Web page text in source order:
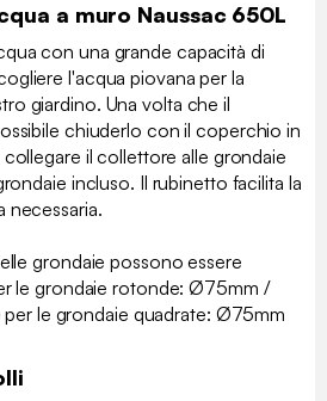
a muro Naussac 650L
con una grande capacità di
l'acqua piovana per la
giardino. Una volta che il
chiuderlo con il coperchio in
il collettore alle grondaie
incluso. Il rubinetto facilita la
necessaria.
grondaie possono essere
le grondaie rotonde: Ø75mm /
le grondaie quadrate: Ø75mm